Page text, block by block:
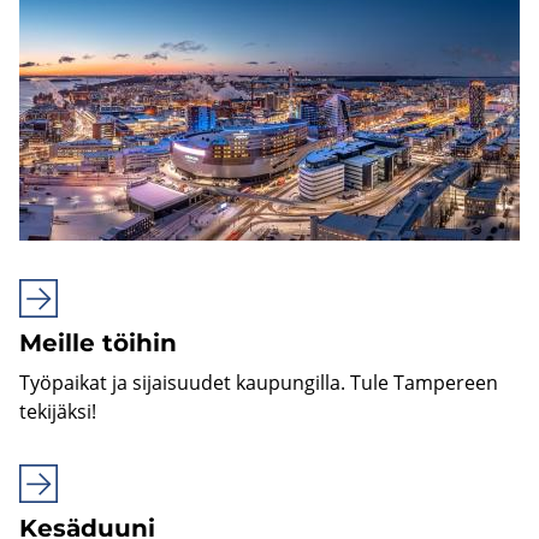
Meil­le töi­hin
Työ­pai­kat ja si­jai­suu­det kau­pun­gil­la. Tule Tam­pe­reen
te­ki­jäk­si!
Ke­sä­duu­ni